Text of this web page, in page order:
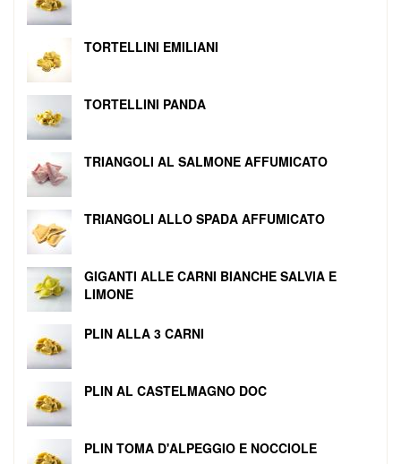
TORTELLINI EMILIANI
TORTELLINI PANDA
TRIANGOLI AL SALMONE AFFUMICATO
TRIANGOLI ALLO SPADA AFFUMICATO
GIGANTI ALLE CARNI BIANCHE SALVIA E
LIMONE
PLIN ALLA 3 CARNI
PLIN AL CASTELMAGNO DOC
PLIN TOMA D'ALPEGGIO E NOCCIOLE